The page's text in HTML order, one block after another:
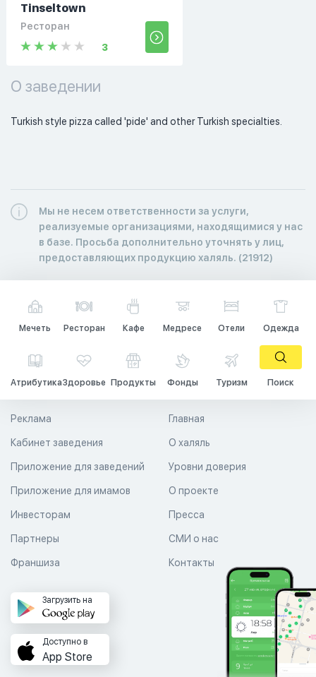
Tinseltown
Ресторан
3
О заведении
Turkish style pizza called 'pide' and other Turkish specialties.
Мы не несем ответственности за услуги,
реализуемые организациями, находящимися у нас
в базе. Просьба дополнительно уточнять у лиц,
предоставляющих продукцию халяль. (21912)
Мечеть Ресторан Кафе Медресе Отели Одежда
АтрибутикаЗдоровье Продукты Фонды Туризм Поиск
Главная
О халяль
Уровни доверия
Реклама
Кабинет заведения
Приложение для заведений
Приложение для имамов О проекте
Пресса
СМИ о нас
Контакты
Инвесторам
Партнеры
Франшиза
Загрузить на
Доступно в
App Store